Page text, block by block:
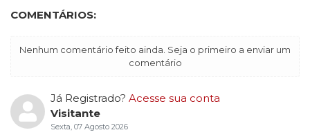
COMENTÁRIOS:
Nenhum comentário feito ainda. Seja o primeiro a enviar um
comentário
Já Registrado? Acesse sua conta
Visitante
Sexta, 07 Agosto 2026